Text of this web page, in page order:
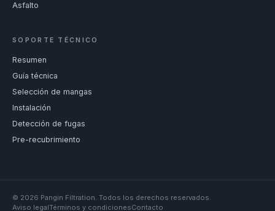
Asfalto
SOPORTE TÉCNICO
Resumen
Guía técnica
Selección de mangas
Instalación
Detección de fugas
Pre-recubrimiento
© 2026 Pangin Filtration. Todos los derechos reservados.
Aviso legalTérminos y condicionesContacto